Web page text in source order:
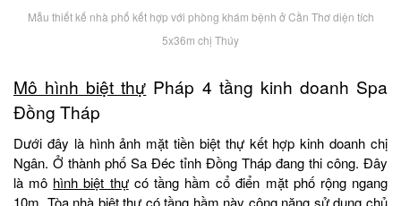
Mẫu thiết kế nhà phố kết hợp với phòng khám bệnh ở Cần Thơ diện tích
5x36m chị Thúy
Mô hình biệt thự Pháp 4 tầng kinh doanh Spa
Đồng Tháp
Dưới đây là hình ảnh mặt tiền biệt thự kết hợp kinh doanh chị
Ngân. Ở thành phố Sa Đéc tỉnh Đồng Tháp đang thi công. Đây
là mô hình biệt thựcó tầng hầm cổ điển mặt phố rộng ngang
10m. Tòa nhà biệt thự có tầng hầm này công năng sử dụng chủ